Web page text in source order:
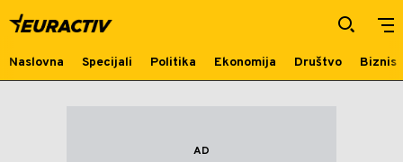
Pink
Naslovna Specijali Politika Ekonomija Društvo Biznis